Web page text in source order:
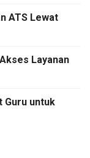
ATS Lewat
Layanan
Guru untuk